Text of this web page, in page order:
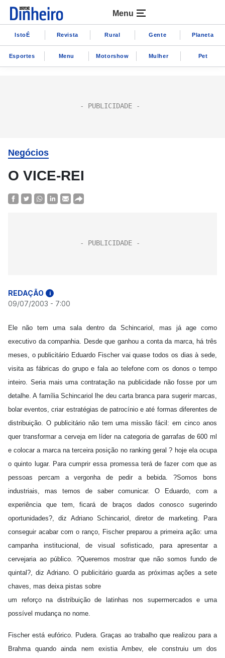
Menu
IstoÉ Revista Rural Gente Planeta
Esportes Menu Motorshow Mulher Pet
Negócios
O VICE-REI
REDAÇÃO i
09/07/2003 - 7:00
Ele não tem uma sala dentro da Schincariol, mas já age como
executivo da companhia. Desde que ganhou a conta da marca, há três
meses, o publicitário Eduardo Fischer vai quase todos os dias à sede,
visita as fábricas do grupo e fala ao telefone com os donos o tempo
inteiro. Seria mais uma contratação na publicidade não fosse por um
detalhe. A família Schincariol lhe deu carta branca para sugerir marcas,
bolar eventos, criar estratégias de patrocínio e até formas diferentes de
distribuição. O publicitário não tem uma missão fácil: em cinco anos
quer transformar a cerveja em líder na categoria de garrafas de 600 ml
e colocar a marca na terceira posição no ranking geral ? hoje ela ocupa
o quinto lugar. Para cumprir essa promessa terá de fazer com que as
pessoas percam a vergonha de pedir a bebida. ?Somos bons
industriais, mas temos de saber comunicar. O Eduardo, com a
experiência que tem, ficará de braços dados conosco sugerindo
oportunidades?, diz Adriano Schincariol, diretor de marketing. Para
conseguir acabar com o ranço, Fischer preparou a primeira ação: uma
campanha institucional, de visual sofisticado, para apresentar a
cervejaria ao público. ?Queremos mostrar que não somos fundo de
quintal?, diz Adriano. O publicitário guarda as próximas ações a sete
chaves, mas deixa pistas sobre
um reforço na distribuição de latinhas nos supermercados e uma
possível mudança no nome.
Fischer está eufórico. Pudera. Graças ao trabalho que realizou para a
Brahma quando ainda nem existia Ambev, ele construiu um dos